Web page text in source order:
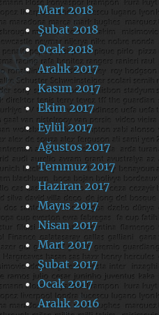
Mart 2018
Şubat 2018
Ocak 2018
Aralık 2017
Kasım 2017
Ekim 2017
Eylül 2017
Ağustos 2017
Temmuz 2017
Haziran 2017
Mayıs 2017
Nisan 2017
Mart 2017
Şubat 2017
Ocak 2017
Aralık 2016